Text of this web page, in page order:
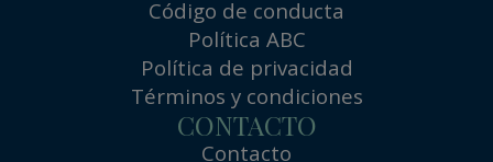
Código de conducta
Política ABC
Política de privacidad
Términos y condiciones
CONTACTO
Contacto